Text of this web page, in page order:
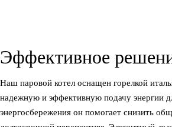
Эффективное
Наш паровой котел оснащен горелкой
надежную и эффективную подачу энергии
энергосбережения он помогает снизить